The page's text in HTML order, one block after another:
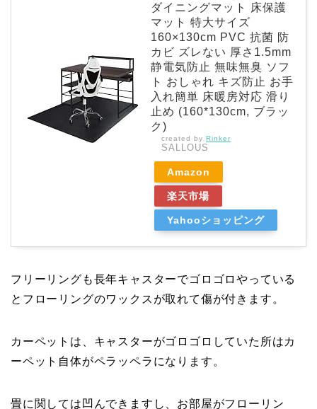
ダイニングマット 床保護
マット 特大サイズ
160×130cm PVC 抗菌 防
カビ ズレない 厚さ1.5mm
静電気防止 無味無臭 ソフ
ト おしゃれ キズ防止 お手
入れ簡単 床暖房対応 滑り
止め (160*130cm, ブラッ
ク)
created by Rinker
SALLOUS
Amazon
楽天市場
Yahooショッピング
フリーリングも長年キャスターでゴロゴロやっている
とフローリングのワックスが取れて傷が付きます。
カーペットは、キャスターがゴロゴロしていた所はカ
ーペット自体がペラッペラになります。
畳に関しては凹んできますし、お部屋がフローリン